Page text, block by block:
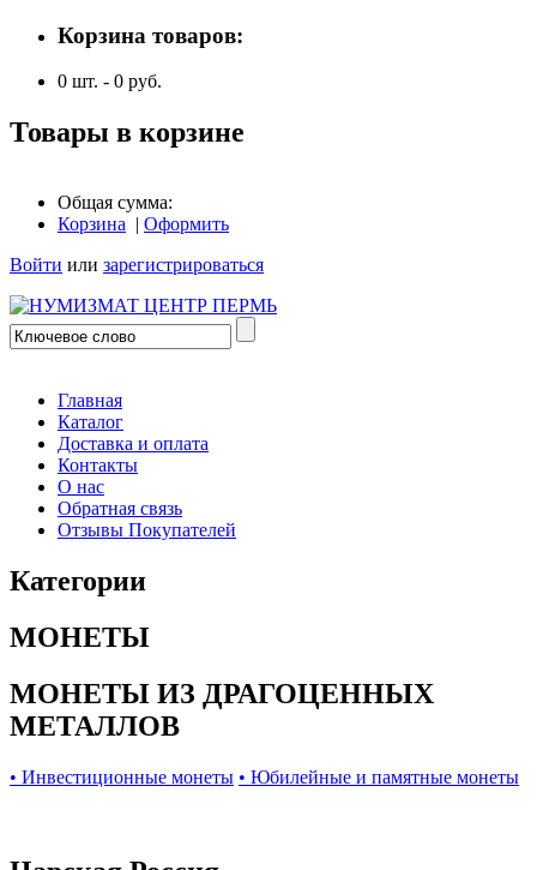
Корзина товаров:
0 шт. - 0 руб.
Товары в корзине
Общая сумма:
Корзина | Оформить
Войти или зарегистрироваться
Главная
Каталог
Доставка и оплата
Контакты
О нас
Обратная связь
Отзывы Покупателей
Категории
МОНЕТЫ
МОНЕТЫ ИЗ ДРАГОЦЕННЫХ
МЕТАЛЛОВ
• Инвестиционные монеты • Юбилейные и памятные монеты